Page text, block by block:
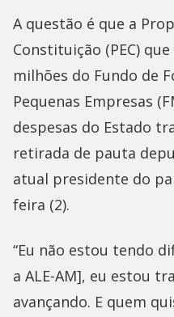
A questão é que a
Constituição (PEC)
milhões do Fundo de
Pequenas Empresas
despesas do Estado
retirada de pauta
atual presidente do
feira (2).
“Eu não estou tendo
a ALE-AM], eu estou
avançando. E quem